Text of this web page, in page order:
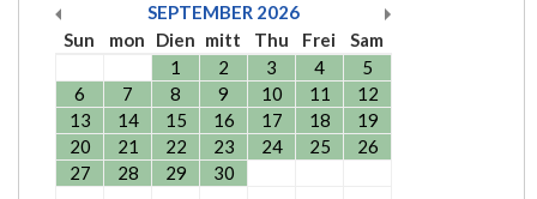
SEPTEMBER 2026
Sun
mon Dien mitt Thu Frei
Sam
1
2 3 4
5
6
7 8 9 10 11
12
13
14 15 16 17 18
19
20
21 22 23 24 25
26
27
28 29 30